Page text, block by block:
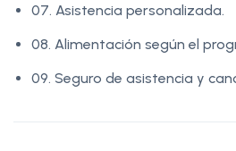
07. Asistencia personalizada.
08. Alimentación según el
09. Seguro de asistencia y